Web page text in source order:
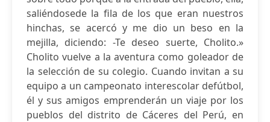
saliéndosede la fila de los que eran nuestros
hinchas, se acercó y me dio un beso en la
mejilla, diciendo: -Te deseo suerte, Cholito.»
Cholito vuelve a la aventura como goleador de
la selección de su colegio. Cuando invitan a su
equipo a un campeonato interescolar defútbol,
él y sus amigos emprenderán un viaje por los
pueblos del distrito de Cáceres del Perú, en